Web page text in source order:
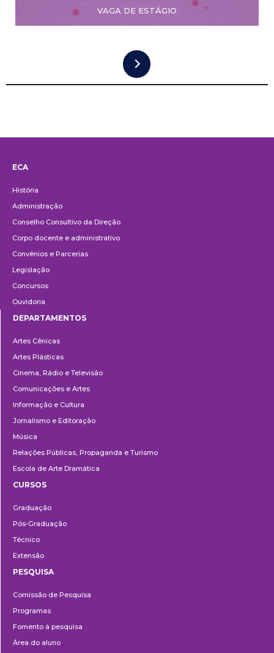
VAGA DE ESTÁGIO
ECA
História
Administração
Conselho Consultivo da Direção
Corpo docente e administrativo
Convênios e Parcerias
Legislação
Concursos
Ouvidoria
DEPARTAMENTOS
Artes Cênicas
Artes Plásticas
Cinema, Rádio e Televisão
Comunicações e Artes
Informação e Cultura
Jornalismo e Editoração
Música
Relações Públicas, Propaganda e Turismo
Escola de Arte Dramática
CURSOS
Graduação
Pós-Graduação
Técnico
Extensão
PESQUISA
Comissão de Pesquisa
Programas
Fomento à pesquisa
Área do aluno